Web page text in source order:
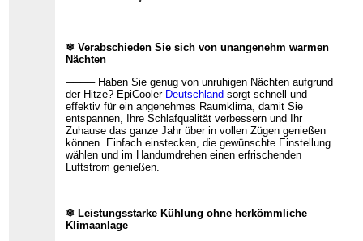
❄ Verabschieden Sie sich von unangenehm warmen
Nächten
──── Haben Sie genug von unruhigen Nächten aufgrund
der Hitze? EpiCooler Deutschland sorgt schnell und
effektiv für ein angenehmes Raumklima, damit Sie
entspannen, Ihre Schlafqualität verbessern und Ihr
Zuhause das ganze Jahr über in vollen Zügen genießen
können. Einfach einstecken, die gewünschte Einstellung
wählen und im Handumdrehen einen erfrischenden
Luftstrom genießen.
❄ Leistungsstarke Kühlung ohne herkömmliche
Klimaanlage